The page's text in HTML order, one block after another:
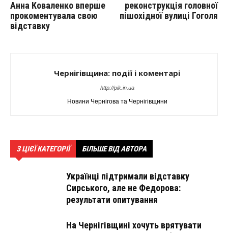
Анна Коваленко вперше
прокоментувала свою
відставку
реконструкція головної
пішохідної вулиці Гоголя
Чернігівщина: події і коментарі
http://pik.in.ua
Новини Чернігова та Чернігівщини
З ЦІЄЇ КАТЕГОРІЇ БІЛЬШЕ ВІД АВТОРА
Українці підтримали відставку
Сирського, але не Федорова:
результати опитування
На Чернігівщині хочуть врятувати